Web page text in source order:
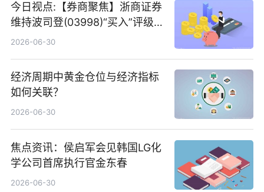
今日视点:【券商聚焦】浙商证券
维持波司登(03998)“买入”评级
指其业绩高质量稳增长
2026-06-30
经济周期中黄金仓位与经济指标
如何关联？
2026-06-30
焦点资讯：侯启军会见韩国LG化
学公司首席执行官金东春
2026-06-30